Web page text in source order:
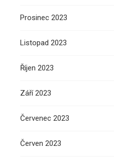
Prosinec 2023
Listopad 2023
Říjen 2023
Září 2023
Červenec 2023
Červen 2023